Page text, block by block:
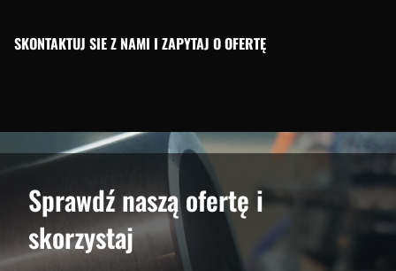
SKONTAKTUJ SIE Z NAMI I ZAPYTAJ O OFERTĘ
Sprawdź naszą ofertę i
skorzystaj